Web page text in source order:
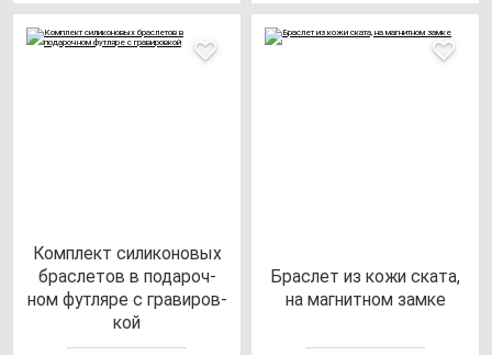
Ком­плект си­ли­ко­но­вых
брас­ле­тов в по­да­роч­
ном фут­ля­ре с гра­ви­ров­
кой
Брас­лет из ко­жи ска­та,
на маг­нит­ном зам­ке